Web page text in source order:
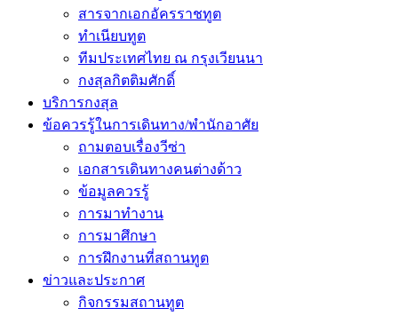
สารจากเอกอัครราชทูต
ทำเนียบทูต
ทีมประเทศไทย ณ กรุงเวียนนา
กงสุลกิตติมศักดิ์
บริการกงสุล
ข้อควรรู้ในการเดินทาง/พำนักอาศัย
ถามตอบเรื่องวีซ่า
เอกสารเดินทางคนต่างด้าว
ข้อมูลควรรู้
การมาทำงาน
การมาศึกษา
การฝึกงานที่สถานทูต
ข่าวและประกาศ
กิจกรรมสถานทูต